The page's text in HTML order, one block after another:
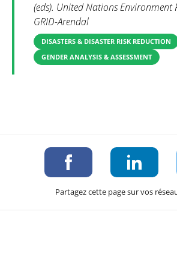
(eds). United Nations Environment
GRID-Arendal
DISASTERS & DISASTER RISK REDUCTION
GENDER ANALYSIS & ASSESSMENT
Partagez cette page sur vos